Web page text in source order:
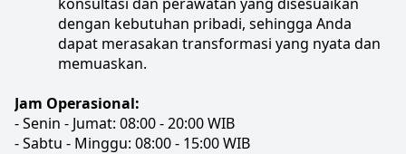
dengan kebutuhan pribadi, sehingga Anda
dapat merasakan transformasi yang nyata dan
memuaskan.
Jam Operasional:
- Senin - Jumat: 08:00 - 20:00 WIB
- Sabtu - Minggu: 08:00 - 15:00 WIB